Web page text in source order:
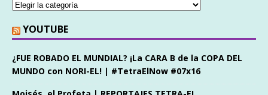
YOUTUBE
¿FUE ROBADO EL MUNDIAL? ¡La CARA B de la COPA DEL
MUNDO con NORI-EL! | #TetraElNow #07x16